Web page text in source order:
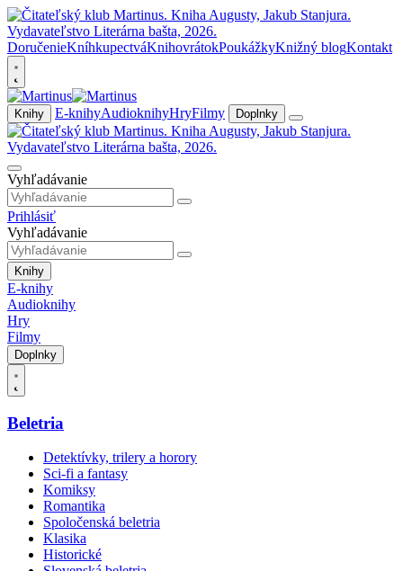
DoručenieKníhkupectváKnihovrátokPoukážkyKnižný blogKontakt
Knihy E-knihyAudioknihyHryFilmy Doplnky
Vyhľadávanie
Prihlásiť
Vyhľadávanie
Knihy
E-knihy
Audioknihy
Hry
Filmy
Doplnky
Beletria
Detektívky, trilery a horory
Sci-fi a fantasy
Komiksy
Romantika
Spoločenská beletria
Klasika
Historické